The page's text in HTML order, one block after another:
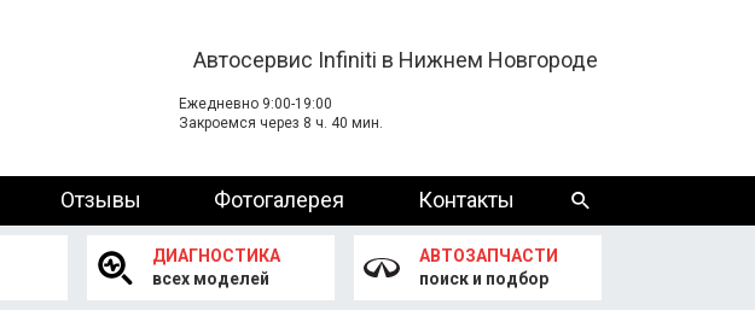
Автосервис Infiniti в Нижнем Новгороде
Ежедневно 9:00-19:00
Закроемся через 8 ч. 40 мин.
Отзывы Фотогалерея Контакты
ДИАГНОСТИКА
всех моделей
АВТОЗАПЧАСТИ
поиск и подбор